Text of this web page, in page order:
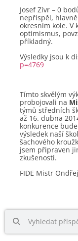
Josef Zívr – 0
nepřispěl,
okresním kole. V
optimismus,
příkladný.
Výsledky jsou k
p=4769
Tímto skvělým
probojovali na
týmů středních
až 16. dubna
konkurence
výsledek naší
šachového
jsem připraven
zkušenosti.
FIDE Mistr